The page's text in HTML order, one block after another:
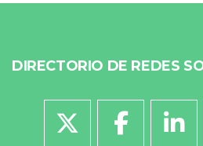
DIRECTORIO DE REDES